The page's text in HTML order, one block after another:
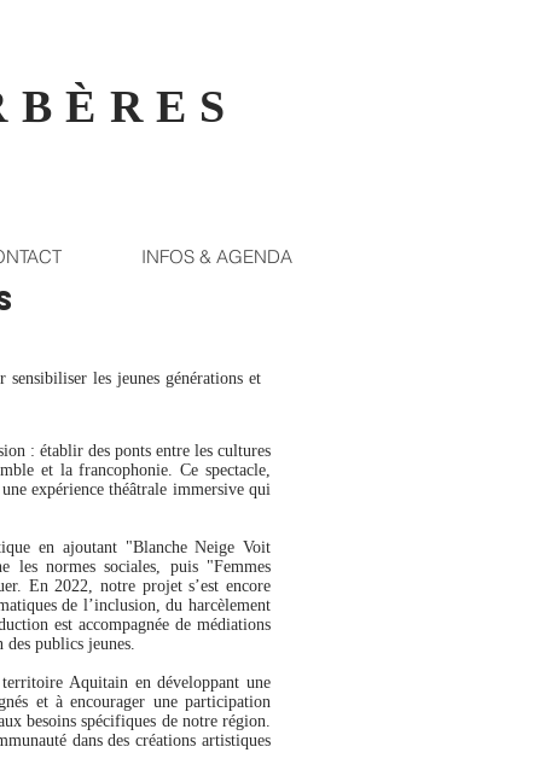
INFOS & AGENDA
les jeunes générations et
: établir des ponts entre les cultures
et la francophonie. Ce spectacle,
expérience théâtrale immersive qui
en ajoutant "Blanche Neige Voit
les normes sociales, puis "Femmes
En 2022, notre projet s’est encore
de l’inclusion, du harcèlement
est accompagnée de médiations
publics jeunes.
Aquitain en développant une
et à encourager une participation
besoins spécifiques de notre région.
dans des créations artistiques